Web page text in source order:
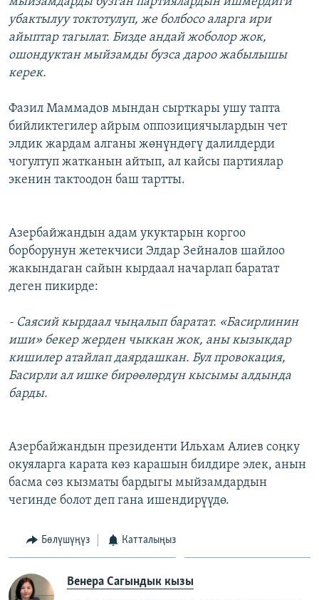
убактылуу токтотулуп, же болбосо аларга ири
айыптар тагылат. Бизде андай жоболор жок,
ошондуктан мыйзамды бузса дароо жабылышы
керек.
Фазил Маммадов мындан сырткары ушу тапта
бийликтегилер айрым оппозициячылардын чет
элдик жардам алганы жөнүндөгү далилдерди
чогултуп жатканын айтып, ал кайсы партиялар
экенин тактоодон баш тартты.
Азербайжандын адам укуктарын коргоо
борборунун жетекчиси Элдар Зейналов шайлоо
жакындаган сайын кырдаал начарлап баратат
деген пикирде:
- Саясий кырдаал чыңалып баратат. «Басирлинин
иши» бекер жерден чыккан жок, аны кызыкдар
кишилер атайлап даярдашкан. Бул провокация,
Басирли ал ишке бирөөлөрдүн кысымы алдында
барды.
Азербайжандын президенти Ильхам Алиев соңку
окуяларга карата көз карашын билдире элек, анын
басма сөз кызматы бардыгы мыйзамдардын
чегинде болот деп гана ишендирүүдө.
Бөлүшүңүз Катталыңыз
Венера Сагындык кызы